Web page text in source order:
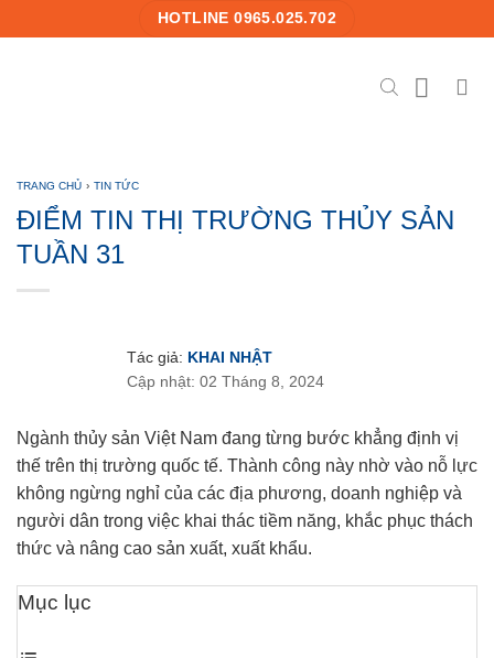
to
HOTLINE 0965.025.702
TRANG CHỦ › TIN TỨC
ĐIỂM TIN THỊ TRƯỜNG THỦY SẢN
TUẦN 31
Tác giả: KHAI NHẬT
Cập nhật: 02 Tháng 8, 2024
Ngành thủy sản Việt Nam đang từng bước khẳng định vị
thế trên thị trường quốc tế. Thành công này nhờ vào nỗ lực
không ngừng nghỉ của các địa phương, doanh nghiệp và
người dân trong việc khai thác tiềm năng, khắc phục thách
thức và nâng cao sản xuất, xuất khẩu.
Mục lục